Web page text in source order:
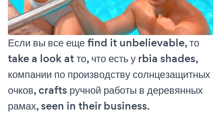
Если вы все еще find it unbelievable, то
take a look at то, что есть у rbia shades,
компании по производству солнцезащитных
очков, crafts ручной работы в деревянных
рамах, seen in their business.